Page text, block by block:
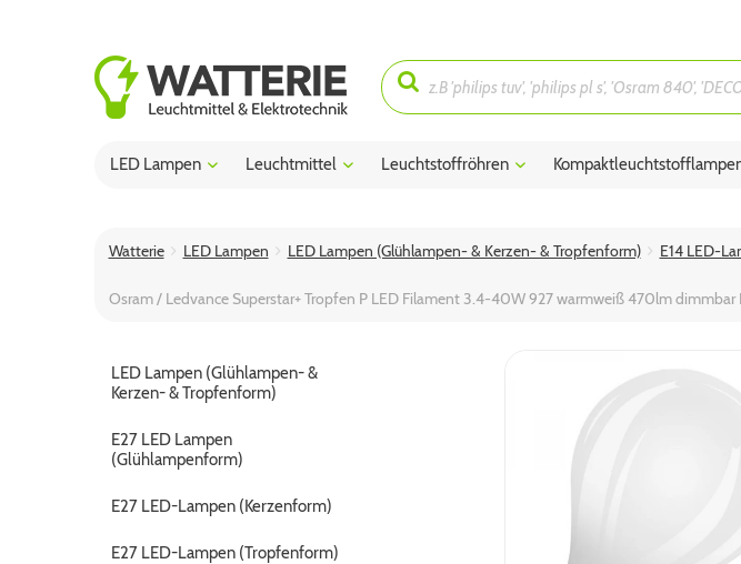
LED Lampen Leuchtmittel Leuchtstoffröhren
Watterie LED Lampen LED Lampen (Glühlampen- & Kerzen- & Tropfenform) E14 LED-
Osram / Ledvance Superstar+ Tropfen P LED Filament 3.4-40W 927 warmweiß 470lm
LED Lampen (Glühlampen- &
Kerzen- & Tropfenform)
E27 LED Lampen
(Glühlampenform)
E27 LED-Lampen (Kerzenform)
E27 LED-Lampen (Tropfenform)